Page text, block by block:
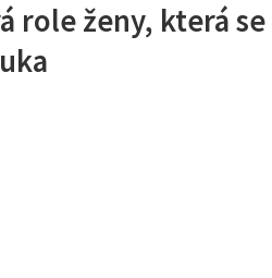
role ženy, která se